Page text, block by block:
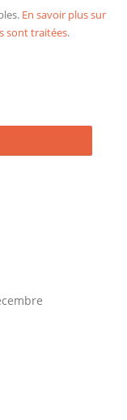
En savoir plus sur
sont traitées.